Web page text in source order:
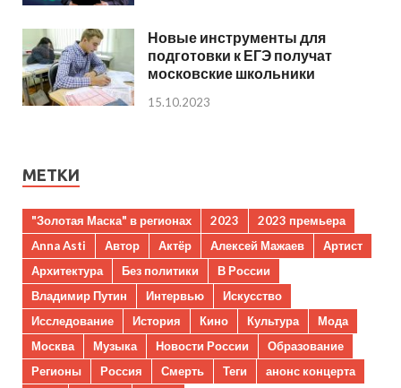
Новые инструменты для
подготовки к ЕГЭ получат
московские школьники
15.10.2023
МЕТКИ
"Золотая Маска" в регионах 2023
2023 премьера
Anna Asti
Автор Актёр Алексей Мажаев
Артист
Архитектура
Без политики
В России
Владимир Путин
Интервью
Искусство
Исследование
История Кино Культура
Мода
Москва
Музыка Новости России
Образование
Регионы
Россия Смерть Теги
анонс концерта